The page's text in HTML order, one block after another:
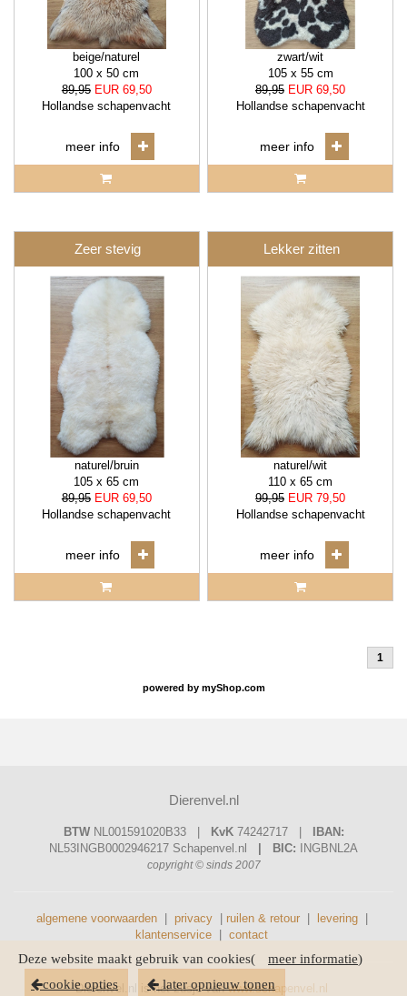
beige/naturel
100 x 50 cm
89,95 EUR 69,50
Hollandse schapenvacht
meer info
zwart/wit
105 x 55 cm
89,95 EUR 69,50
Hollandse schapenvacht
meer info
Zeer stevig
naturel/bruin
105 x 65 cm
89,95 EUR 69,50
Hollandse schapenvacht
meer info
Lekker zitten
naturel/wit
110 x 65 cm
99,95 EUR 79,50
Hollandse schapenvacht
meer info
1
powered by myShop.com
Deze website maakt gebruik van cookies( meer informatie)
cookie opties
later opnieuw tonen
Dierenvel.nl
BTW NL001591020B33 | KvK 74242717 |
IBAN:
NL53INGB0002946217 Schapenvel.nl | BIC: INGBNL2A
copyright © sinds 2007
algemene voorwaarden| privacy| ruilen & retour| levering|
klantenservice
contact
Dierenvel.nl is het zusje vanwww.schapenvel.nl